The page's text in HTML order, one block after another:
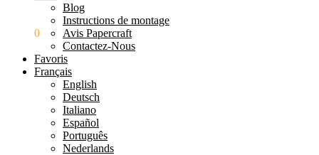
0
Blog
Instructions de montage
Avis Papercraft
Contactez-Nous
Favoris
Français
English
Deutsch
Italiano
Español
Português
Nederlands